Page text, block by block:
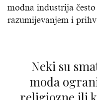
modna industrija
razumijevanjem i
Neki su smatrali da je arapska
moda